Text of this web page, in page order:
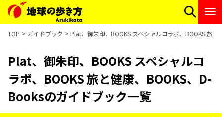
TOP ガイドブック Plat、御朱印、BOOKS スペシャルコラボ、BOOKS 旅
Plat、御朱印、BOOKS スペシャルコ
ラボ、BOOKS 旅と健康、BOOKS、D-
Booksのガイドブック一覧